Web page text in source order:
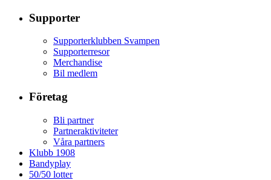
Supporter
Supporterklubben Svampen
Supporterresor
Merchandise
Bil medlem
Företag
Bli partner
Partneraktiviteter
Våra partners
Klubb 1908
Bandyplay
50/50 lotter